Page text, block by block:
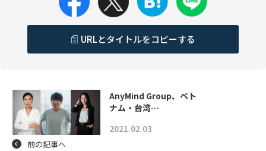
URLとタイトルをコピーする
AnyMind Group、ベト
ナム・台湾…
2021.02.03
前の記事へ